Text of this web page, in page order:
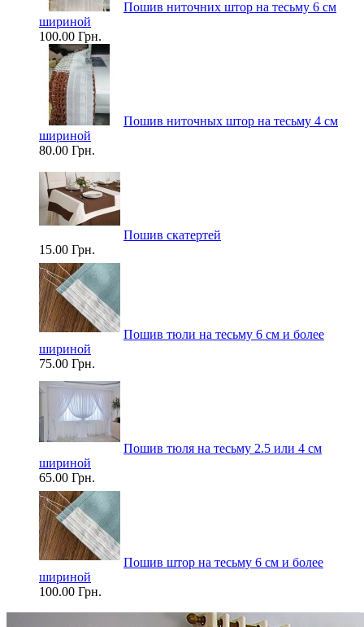
Пошив ниточних штор на тесьму 6 см
шириной
100.00 Грн.
Пошив ниточных штор на тесьму 4 см
шириной
80.00 Грн.
Пошив скатертей
15.00 Грн.
Пошив тюли на тесьму 6 см и более
шириной
75.00 Грн.
Пошив тюля на тесьму 2.5 или 4 см
шириной
65.00 Грн.
Пошив штор на тесьму 6 см и более
шириной
100.00 Грн.